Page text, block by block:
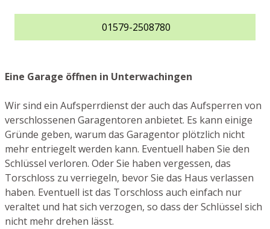
01579-2508780
Eine Garage öffnen in Unterwachingen
Wir sind ein Aufsperrdienst der auch das Aufsperren von
verschlossenen Garagentoren anbietet. Es kann einige
Gründe geben, warum das Garagentor plötzlich nicht
mehr entriegelt werden kann. Eventuell haben Sie den
Schlüssel verloren. Oder Sie haben vergessen, das
Torschloss zu verriegeln, bevor Sie das Haus verlassen
haben. Eventuell ist das Torschloss auch einfach nur
veraltet und hat sich verzogen, so dass der Schlüssel sich
nicht mehr drehen lässt.